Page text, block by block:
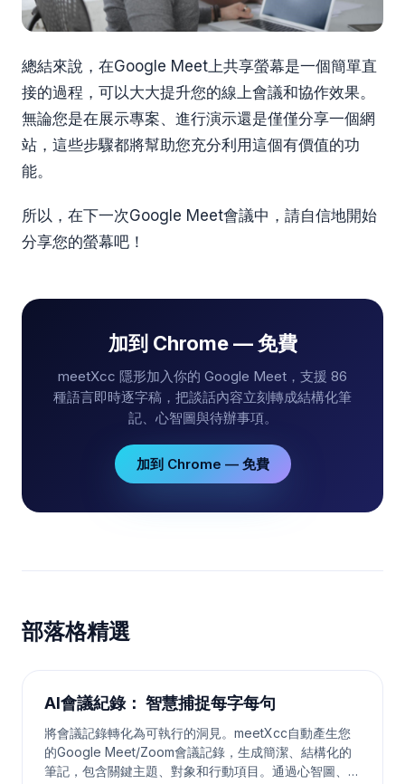
總結來說，在Google Meet上共享螢幕是一個簡單直
接的過程，可以大大提升您的線上會議和協作效果。
無論您是在展示專案、進行演示還是僅僅分享一個網
站，這些步驟都將幫助您充分利用這個有價值的功
能。
所以，在下一次Google Meet會議中，請自信地開始
分享您的螢幕吧！
加到 Chrome — 免費
meetXcc 隱形加入你的 Google Meet，支援 86
種語言即時逐字稿，把談話內容立刻轉成結構化筆
記、心智圖與待辦事項。
加到 Chrome — 免費
部落格精選
AI會議紀錄： 智慧捕捉每字每句
將會議記錄轉化為可執行的洞見。meetXcc自動產生您
的Google Meet/Zoom會議記錄，生成簡潔、結構化的
筆記，包含關鍵主題、對象和行動項目。通過心智圖、及